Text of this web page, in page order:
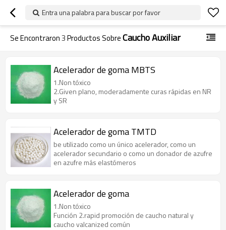
Entra una palabra para buscar por favor
Se Encontraron3Productos SobreCaucho Auxiliar
Acelerador de goma MBTS
1.Non tóxico
2.Given plano, moderadamente curas rápidas en NR
y SR
Acelerador de goma TMTD
be utilizado como un único acelerador, como un
acelerador secundario o como un donador de azufre
en azufre más elastómeros
Acelerador de goma
1.Non tóxico
Función 2.rapid promoción de caucho natural y
caucho valcanized común